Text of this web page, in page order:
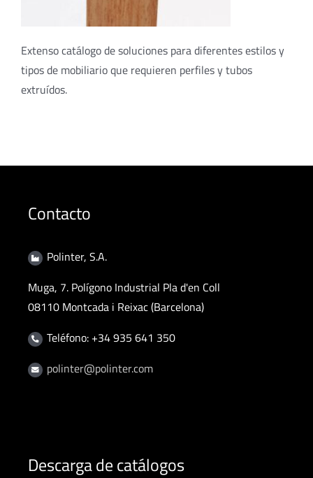
Extenso catálogo de soluciones para diferentes estilos y
tipos de mobiliario que requieren perfiles y tubos
extruídos.
Contacto
Polinter, S.A.
Muga, 7. Polígono Industrial Pla d'en Coll
08110 Montcada i Reixac (Barcelona)
Teléfono: +34 935 641 350
polinter@polinter.com
Descarga de catálogos